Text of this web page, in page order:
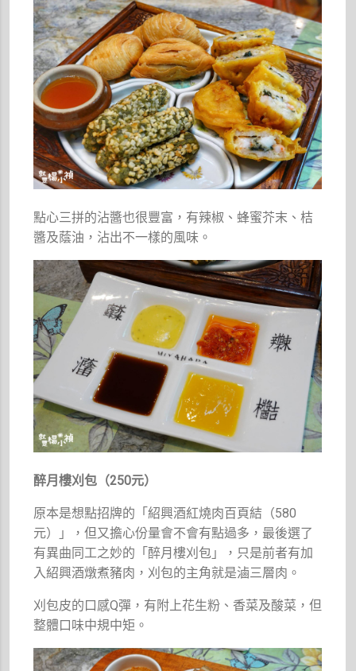
點心三拼的沾醬也很豐富，有辣椒、蜂蜜芥末、桔
醬及蔭油，沾出不一樣的風味。
醉月樓刈包（250元）
原本是想點招牌的「紹興酒紅燒肉百頁結（580
元）」，但又擔心份量會不會有點過多，最後選了
有異曲同工之妙的「醉月樓刈包」，只是前者有加
入紹興酒燉煮豬肉，刈包的主角就是滷三層肉。
刈包皮的口感Q彈，有附上花生粉、香菜及酸菜，但
整體口味中規中矩。